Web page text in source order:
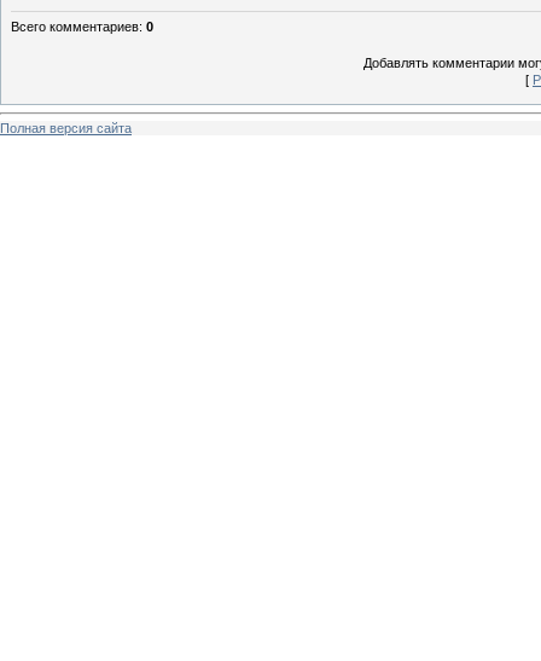
Всего комментариев: 0
Добавлять комментарии
[
Полная версия сайта